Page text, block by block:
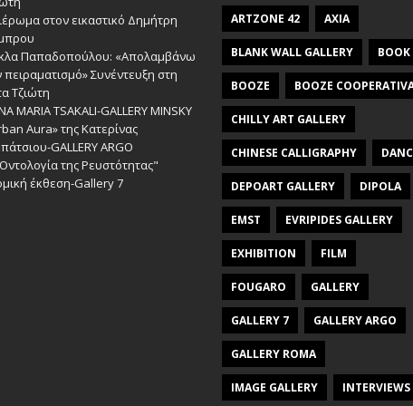
στον εικαστικό Δημήτρη
Παπαδοπούλου: «Απολαμβάνω
πειραματισμό» Συνέντευξη στη
Τζιώτη
MARIA TSAKALI-GALLERY MINSKY
Aura» της Κατερίνας
GALLERY ARGO
της Ρευστότητας"
έκθεση-Gallery 7
ARTZONE 42 AXIA
BLANK WALL GALLERY BOOK
BOOZE BOOZE
CHILLY ART GALLERY
CHINESE CALLIGRAPHY
DEPOART GALLERY DIPOLA
EMST EVRIPIDES GALLERY
EXHIBITION FILM
FOUGARO GALLERY
GALLERY 7 GALLERY ARGO
GALLERY ROMA
IMAGE GALLERY INTERVIEWS